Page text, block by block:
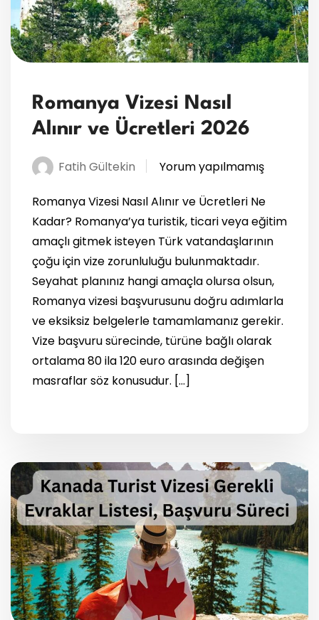
Romanya Vizesi Nasıl
Alınır ve Ücretleri 2026
Fatih Gültekin Yorum yapılmamış
Romanya Vizesi Nasıl Alınır ve Ücretleri Ne
Kadar? Romanya’ya turistik, ticari veya eğitim
amaçlı gitmek isteyen Türk vatandaşlarının
çoğu için vize zorunluluğu bulunmaktadır.
Seyahat planınız hangi amaçla olursa olsun,
Romanya vizesi başvurusunu doğru adımlarla
ve eksiksiz belgelerle tamamlamanız gerekir.
Vize başvuru sürecinde, türüne bağlı olarak
ortalama 80 ila 120 euro arasında değişen
masraflar söz konusudur. […]